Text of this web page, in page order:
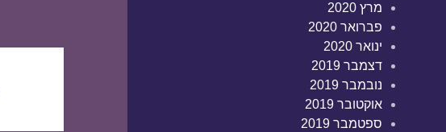
מרץ 2020
פברואר 2020
ינואר 2020
דצמבר 2019
נובמבר 2019
אוקטובר 2019
ספטמבר 2019